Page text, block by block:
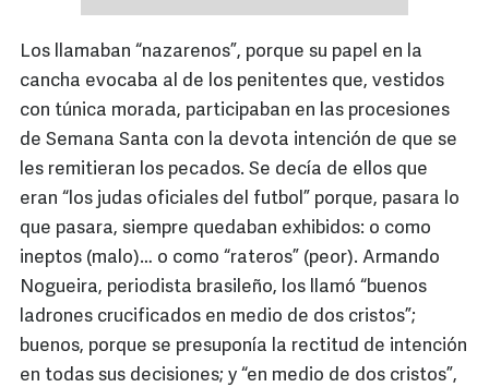
Los llamaban “nazarenos”, porque su papel en la
cancha evocaba al de los penitentes que, vestidos
con túnica morada, participaban en las procesiones
de Semana Santa con la devota intención de que se
les remitieran los pecados. Se decía de ellos que
eran “los judas oficiales del futbol” porque, pasara lo
que pasara, siempre quedaban exhibidos: o como
ineptos (malo)… o como “rateros” (peor). Armando
Nogueira, periodista brasileño, los llamó “buenos
ladrones crucificados en medio de dos cristos”;
buenos, porque se presuponía la rectitud de intención
en todas sus decisiones; y “en medio de dos cristos”,